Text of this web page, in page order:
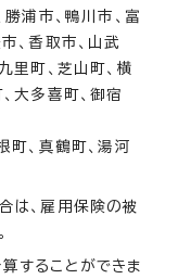
勝浦市、鴨川市、富
、香取市、山武
里町、芝山町、横
大多喜町、御宿
町、真鶴町、湯河
、雇用保険の被
することができま